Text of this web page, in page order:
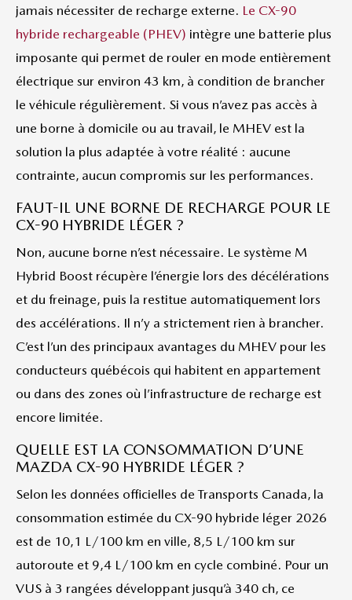
jamais nécessiter de recharge externe. Le CX-90
hybride rechargeable (PHEV) intègre une batterie plus
imposante qui permet de rouler en mode entièrement
électrique sur environ 43 km, à condition de brancher
le véhicule régulièrement. Si vous n’avez pas accès à
une borne à domicile ou au travail, le MHEV est la
solution la plus adaptée à votre réalité : aucune
contrainte, aucun compromis sur les performances.
FAUT-IL UNE BORNE DE RECHARGE POUR LE
CX-90 HYBRIDE LÉGER ?
Non, aucune borne n’est nécessaire. Le système M
Hybrid Boost récupère l’énergie lors des décélérations
et du freinage, puis la restitue automatiquement lors
des accélérations. Il n’y a strictement rien à brancher.
C’est l’un des principaux avantages du MHEV pour les
conducteurs québécois qui habitent en appartement
ou dans des zones où l’infrastructure de recharge est
encore limitée.
QUELLE EST LA CONSOMMATION D’UNE
MAZDA CX-90 HYBRIDE LÉGER ?
Selon les données officielles de Transports Canada, la
consommation estimée du CX-90 hybride léger 2026
est de 10,1 L/100 km en ville, 8,5 L/100 km sur
autoroute et 9,4 L/100 km en cycle combiné. Pour un
VUS à 3 rangées développant jusqu’à 340 ch, ce